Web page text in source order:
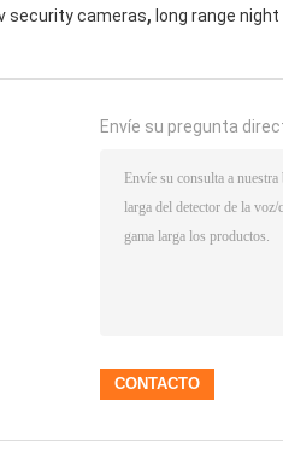
security cameras, long range
Envíe su pregunta